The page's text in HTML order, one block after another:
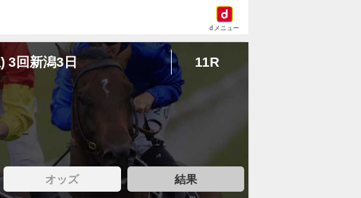
dメニュー
3回新潟3日 11R
オッズ 結果